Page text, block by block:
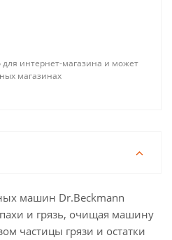
для интернет-магазина и может
магазинах
машин Dr.Beckmann
и грязь, очищая машину
частицы грязи и остатки